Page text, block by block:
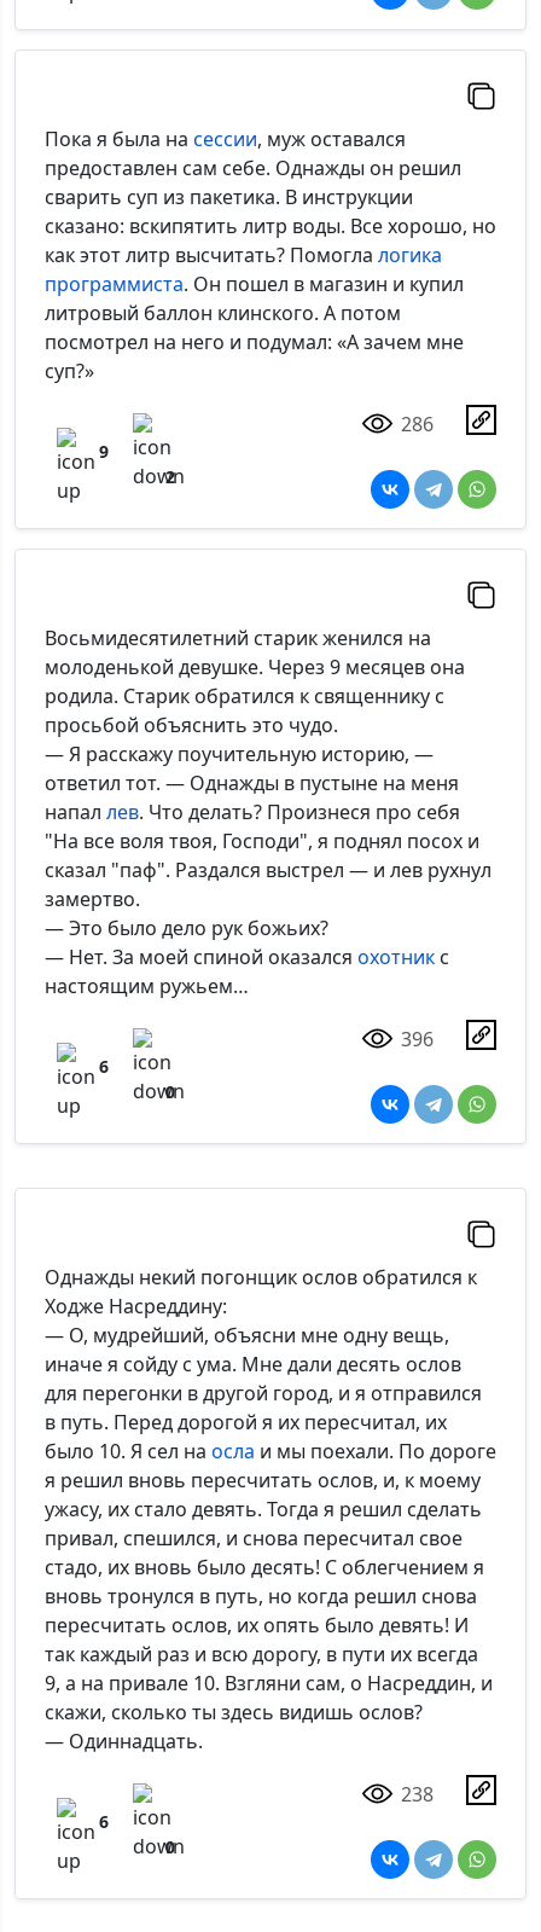
Пока я была на сессии, муж оставался
предоставлен сам себе. Однажды он решил
сварить суп из пакетика. В инструкции
сказано: вскипятить литр воды. Все хорошо, но
как этот литр высчитать? Помогла логика
программиста. Он пошел в магазин и купил
литровый баллон клинского. А потом
посмотрел на него и подумал: «А зачем мне
суп?»
9
2
286
Восьмидесятилетний старик женился на
молоденькой девушке. Через 9 месяцев она
родила. Старик обратился к священнику с
просьбой объяснить это чудо.
— Я расскажу поучительную историю, —
ответил тот. — Однажды в пустыне на меня
напал лев. Что делать? Произнеся про себя
"На все воля твоя, Господи", я поднял посох и
сказал "паф". Раздался выстрел — и лев рухнул
замертво.
— Это было дело рук божьих?
— Нет. За моей спиной оказался охотник с
настоящим ружьем…
6
0
396
Однажды некий погонщик ослов обратился к
Ходже Насреддину:
— О, мудрейший, объясни мне одну вещь,
иначе я сойду с ума. Мне дали десять ослов
для перегонки в другой город, и я отправился
в путь. Перед дорогой я их пересчитал, их
было 10. Я сел на осла и мы поехали. По дороге
я решил вновь пересчитать ослов, и, к моему
ужасу, их стало девять. Тогда я решил сделать
привал, спешился, и снова пересчитал свое
стадо, их вновь было десять! С облегчением я
вновь тронулся в путь, но когда решил снова
пересчитать ослов, их опять было девять! И
так каждый раз и всю дорогу, в пути их всегда
9, а на привале 10. Взгляни сам, о Насреддин, и
скажи, сколько ты здесь видишь ослов?
— Одиннадцать.
6
0
238